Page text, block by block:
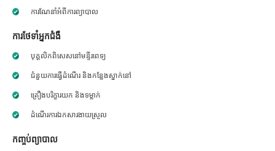
ការណែនាំអំពីការព្យាបាល
ការថែទាំអ្នកជំងឺ
បុគ្គលិកពិសេសនៅមន្ទីរពេទ្យ
ជំនួយការធ្វើដំណើរ និងកន្លែងស្នាក់នៅ
គ្រឿងបរិក្ខារយក និងទម្លាក់
ដំណើរការឯកសារងាយស្រួល
កញ្ចប់ព្យាបាល